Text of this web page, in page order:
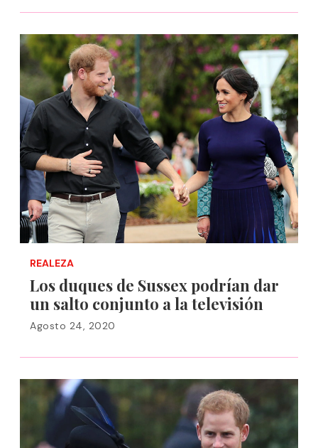
REALEZA
Los duques de Sussex podrían dar
un salto conjunto a la televisión
Agosto 24, 2020